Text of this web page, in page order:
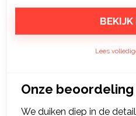
BEKIJK
Lees
Onze beoordeling
We duiken diep in de